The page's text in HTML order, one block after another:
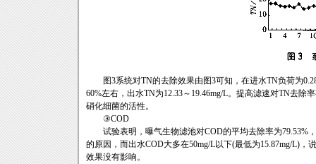
图3系统对TN的去除效果由图3可知，在进水TN负荷为
60%左右，出水TN为12.33～19.46mg/L。提高滤速对TN去
硝化细菌的活性。
③COD
试验表明，曝气生物滤池对COD的平均去除率为79.53%
的原因，而出水COD大多在50mg/L以下(最低为15.87mg/L)
效果没有影响。